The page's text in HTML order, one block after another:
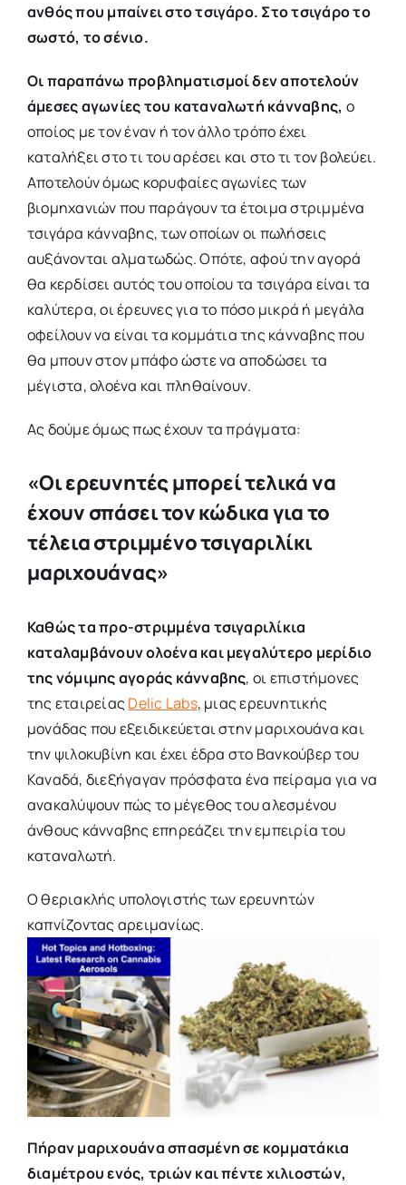
ανθός που μπαίνει στο τσιγάρο. Στο τσιγάρο το
σωστό, το σένιο.
Οι παραπάνω προβληματισμοί δεν αποτελούν
άμεσες αγωνίες του καταναλωτή κάνναβης, ο
οποίος με τον έναν ή τον άλλο τρόπο έχει
καταλήξει στο τι του αρέσει και στο τι τον βολεύει.
Αποτελούν όμως κορυφαίες αγωνίες των
βιομηχανιών που παράγουν τα έτοιμα στριμμένα
τσιγάρα κάνναβης, των οποίων οι πωλήσεις
αυξάνονται αλματωδώς. Οπότε, αφού την αγορά
θα κερδίσει αυτός του οποίου τα τσιγάρα είναι τα
καλύτερα, οι έρευνες για το πόσο μικρά ή μεγάλα
οφείλουν να είναι τα κομμάτια της κάνναβης που
θα μπουν στον μπάφο ώστε να αποδώσει τα
μέγιστα, ολοένα και πληθαίνουν.
Ας δούμε όμως πως έχουν τα πράγματα:
«Οι ερευνητές μπορεί τελικά να
έχουν σπάσει τον κώδικα για το
τέλεια στριμμένο τσιγαριλίκι
μαριχουάνας»
Καθώς τα προ-στριμμένα τσιγαριλίκια
καταλαμβάνουν ολοένα και μεγαλύτερο μερίδιο
της νόμιμης αγοράς κάνναβης, οι επιστήμονες
της εταιρείαςDelic Labs, μιας ερευνητικής
μονάδας που εξειδικεύεται στην μαριχουάνα και
την ψιλοκυβίνη και έχει έδρα στο Βανκούβερ του
Καναδά, διεξήγαγαν πρόσφατα ένα πείραμα για να
ανακαλύψουν πώς το μέγεθος του αλεσμένου
άνθους κάνναβης επηρεάζει την εμπειρία του
καταναλωτή.
O θεριακλής υπολογιστής των ερευνητών
καπνίζοντας αρειμανίως.
Πήραν μαριχουάνα σπασμένη σε κομματάκια
διαμέτρου ενός, τριών και πέντε χιλιοστών,